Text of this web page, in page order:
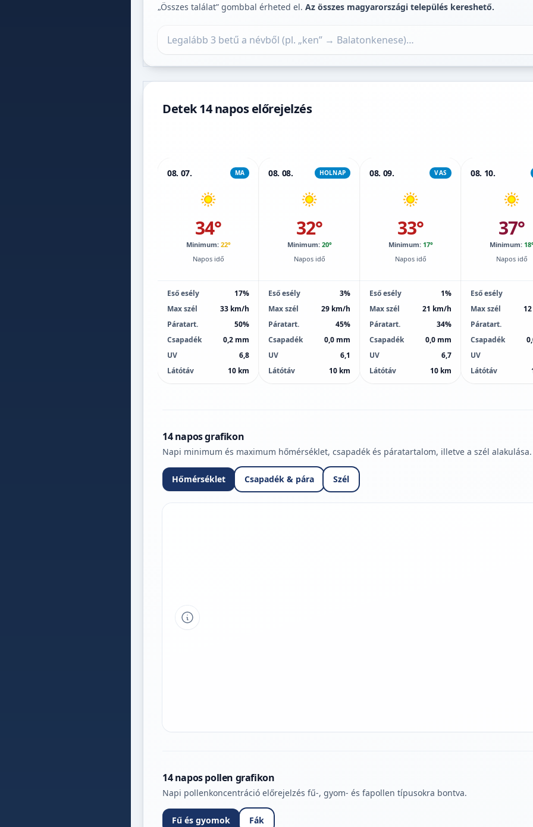
„Összes találat” gombbal érheted el. Az összes magyarországi település kereshető.
Detek 14 napos előrejelzés
08. 07. MA
34°
Minimum: 22°
Napos idő
Eső esély
17%
Max szél
33 km/h
Páratart.
50%
Csapadék
0,2 mm
UV
6,8
Látótáv
10 km
08. 08. HOLNAP
32°
Minimum: 20°
Napos idő
Eső esély
3%
Max szél
29 km/h
Páratart.
45%
Csapadék
0,0 mm
UV
6,1
Látótáv
10 km
08. 09. VAS
33°
Minimum: 17°
Napos idő
Eső esély
1%
Max szél
21 km/h
Páratart.
34%
Csapadék
0,0 mm
UV
6,7
Látótáv
10 km
08. 10.
37°
Minimum:
Napos idő
Eső esély
Max szél
Páratart.
Csapadék
UV
Látótáv
14 napos grafikon
Napi minimum és maximum hőmérséklet, csapadék és páratartalom, illetve a szél alakulása.
Hőmérséklet Csapadék & pára Szél
Tipp a grafikon jelmagyarázatához
14 napos pollen grafikon
Napi pollenkoncentráció előrejelzés fű-, gyom- és fapollen típusokra bontva.
Fű és gyomok Fák